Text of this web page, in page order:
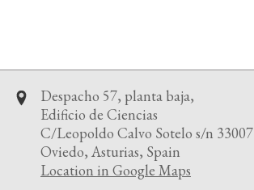
Despacho 57, planta baja,
Edificio de Ciencias
C/Leopoldo Calvo Sotelo s/n 33007
Oviedo, Asturias, Spain
Location in Google Maps